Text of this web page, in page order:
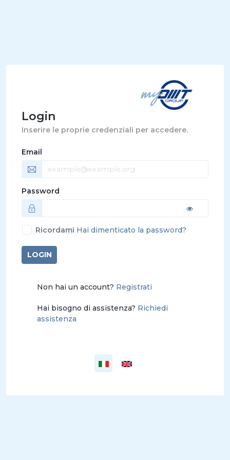
Login
Inserire le proprie credenziali per accedere.
Email
Password
Ricordami Hai dimenticato la password?
LOGIN
Non hai un account? Registrati
Hai bisogno di assistenza? Richiedi
assistenza